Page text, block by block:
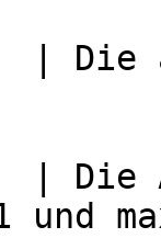
Die
Die